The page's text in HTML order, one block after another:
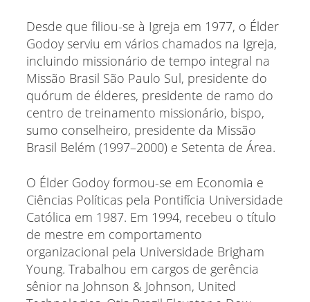
Desde que filiou-se à Igreja em 1977, o Élder
Godoy serviu em vários chamados na Igreja,
incluindo missionário de tempo integral na
Missão Brasil São Paulo Sul, presidente do
quórum de élderes, presidente de ramo do
centro de treinamento missionário, bispo,
sumo conselheiro, presidente da Missão
Brasil Belém (1997–2000) e Setenta de Área.
O Élder Godoy formou-se em Economia e
Ciências Políticas pela Pontifícia Universidade
Católica em 1987. Em 1994, recebeu o título
de mestre em comportamento
organizacional pela Universidade Brigham
Young. Trabalhou em cargos de gerência
sênior na Johnson & Johnson, United